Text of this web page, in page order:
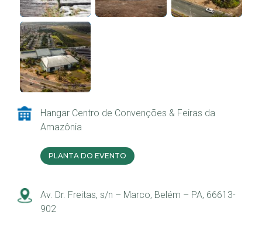
Hangar Centro de Convenções & Feiras da
Amazônia
PLANTA DO EVENTO
Av. Dr. Freitas, s/n – Marco, Belém – PA, 66613-
902